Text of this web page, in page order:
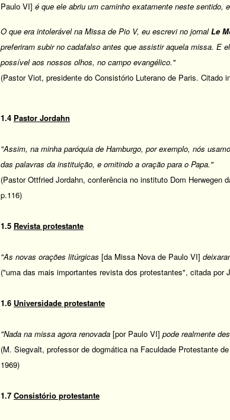
Paulo VI] é que ele abriu um caminho exatamente neste sentido,
O que era intolerável na Missa de Pio V, eu escrevi no jornalLe
preferiram subir no cadafalso antes que assistir aquela missa. E
possível aos nossos olhos, no campo evangélico."
(Pastor Viot, presidente do Consistório Luterano de Paris. Citado
1.4 Pastor Jordahn
"Assim, na minha paróquia de Hamburgo, por exemplo, nós
das palavras da instituição, e omitindo a oração para o Papa."
(Pastor Ottfried Jordahn, conferência no instituto Dom Herwegen
p.116)
1.5 Revista protestante
"As novas orações litúrgicas [da Missa Nova de Paulo VI]
("uma das mais importantes revista dos protestantes", citada por
1.6 Universidade protestante
"Nada na missa agora renovada [por Paulo VI] pode realmente
(M. Siegvalt, professor de dogmática na Faculdade Protestante
1969)
1.7 Consistório protestante